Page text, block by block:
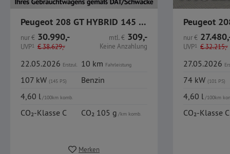
Peugeot 208 GT HYBRID 145 / Pano / PDC / Carplay / R-Kamer
nur€ 30.990,-
UVP1 €38.629,-
mtl.€ 309,-
Keine Anzahlung
22.05.2026 Erstzul. 10 km Fahrleistung
107 kW (145 PS)
Benzin
4,60 l/100km komb.
CO₂-Klasse C CO₂ 105 g/km komb.
Merken
Peugeot
nur€
UVP1 €32.215,-
27.05.2026
74 kW (101 PS)
4,60 l/100km
CO₂-Klasse C